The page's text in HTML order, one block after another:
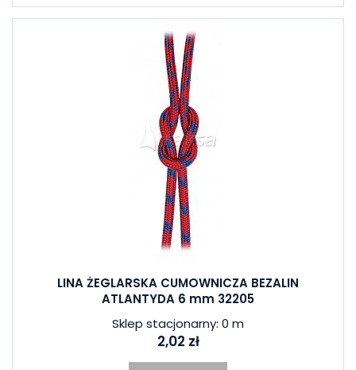
LINA ŻEGLARSKA CUMOWNICZA BEZALIN
ATLANTYDA 6 mm 32205
Sklep stacjonarny: 0 m
2,02 zł